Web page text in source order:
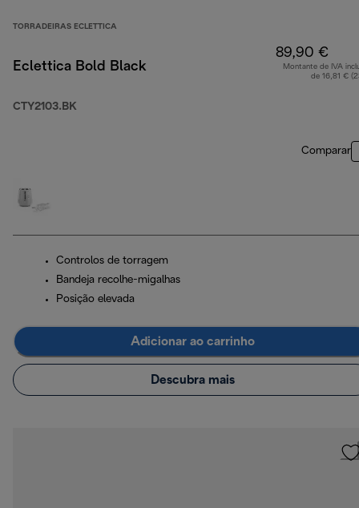
TORRADEIRAS ECLETTICA
Eclettica Bold Black
CTY2103.BK
89,90 €
Montante de IVA
de 16,81 €
Comparar
Controlos de torragem
Bandeja recolhe-migalhas
Posição elevada
Adicionar ao carrinho
Descubra mais